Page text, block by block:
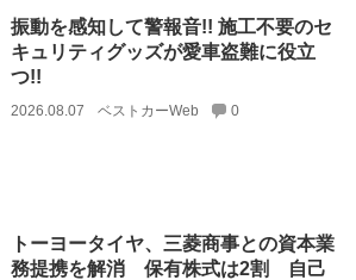
振動を感知して警報音!! 施工不要のセ
キュリティグッズが愛車盗難に役立
つ!!
2026.08.07 ベストカーWeb 0
トーヨータイヤ、三菱商事との資本業
務提携を解消 保有株式は2割 自己